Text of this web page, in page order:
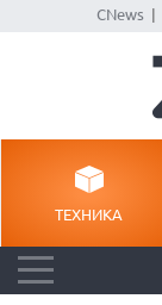
CNews|
ТЕХНИКА